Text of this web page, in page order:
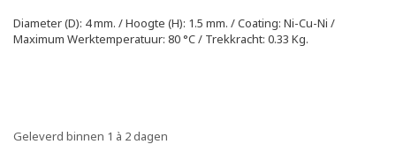
Diameter (D): 4 mm. / Hoogte (H): 1.5 mm. / Coating: Ni-Cu-Ni /
Maximum Werktemperatuur: 80 °C / Trekkracht: 0.33 Kg.
Geleverd binnen 1 à 2 dagen